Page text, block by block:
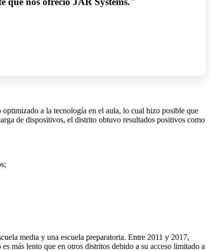
a la tecnología en el aula, lo cual hizo posible que
de dispositivos, el distrito obtuvo resultados positivos como
media y una escuela preparatoria. Entre 2011 y 2017,
más lento que en otros distritos debido a su acceso limitado a